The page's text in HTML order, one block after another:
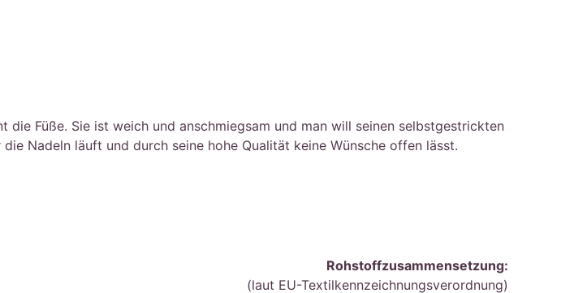
die Füße. Sie ist weich und anschmiegsam und man will seinen selbstgestrickten
Nadeln läuft und durch seine hohe Qualität keine Wünsche offen lässt.
Rohstoffzusammensetzung:
(laut EU-Textilkennzeichnungsverordnung)